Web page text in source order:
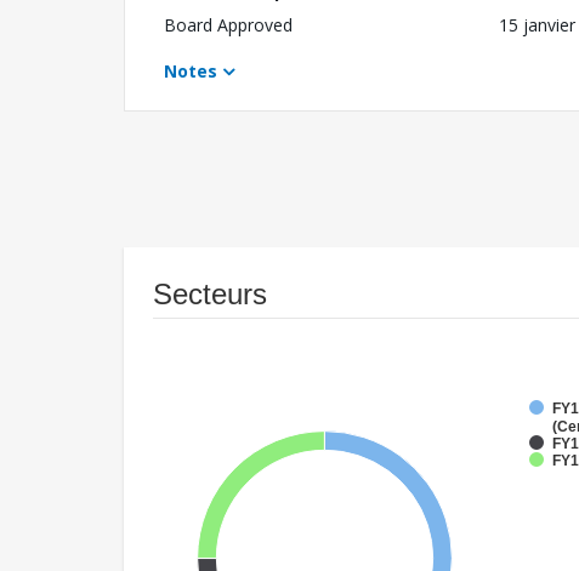
Board Approved
15
Notes
Secteurs